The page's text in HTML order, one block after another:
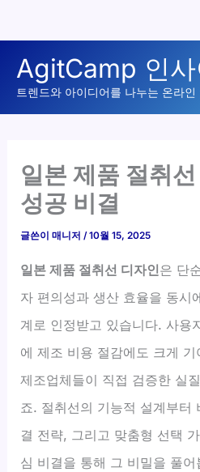
로
AgitCamp 인
트렌드와 아이디어를 나누는 온라인
일본 제품 절취
성공 비결
글쓴이매니저/10월 15, 2025
일본 제품 절취선 디자인은 단
자 편의성과 생산 효율을 동시
계로 인정받고 있습니다. 사용
에 제조 비용 절감에도 크게
제조업체들이 직접 검증한 실
죠. 절취선의 기능적 설계부터
결 전략, 그리고 맞춤형 선택
심 비결을 통해 그 비밀을 풀어